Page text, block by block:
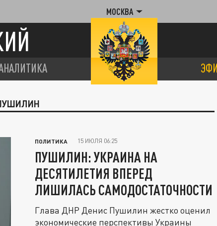
МОСКВА
ПОЛИТИКА 15 ИЮЛЯ 06:25
ПУШИЛИН: УКРАИНА НА
ДЕСЯТИЛЕТИЯ ВПЕРЕД
ЛИШИЛАСЬ САМОДОСТАТОЧНОСТИ
Глава ДНР Денис Пушилин жестко оценил
экономические перспективы Украины